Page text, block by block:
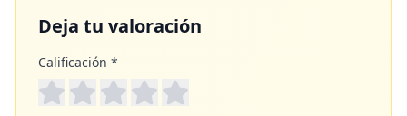
Deja tu valoración
Calificación *